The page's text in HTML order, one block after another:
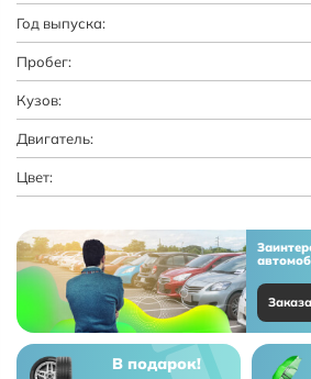
Год выпуска:
Пробег:
Кузов:
Двигатель:
Цвет:
В подарок!